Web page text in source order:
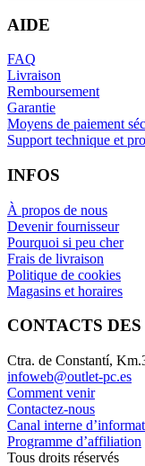
AIDE
FAQ
Livraison
Remboursement
Garantie
Moyens de paiement
Support technique et
INFOS
À propos de nous
Devenir fournisseur
Pourquoi si peu cher
Frais de livraison
Politique de cookies
Magasins et horaires
CONTACTS
Ctra. de Constantí,
infoweb@outlet-pc.es
Comment venir
Contactez-nous
Canal interne
Programme d’affiliation
Tous droits réservés